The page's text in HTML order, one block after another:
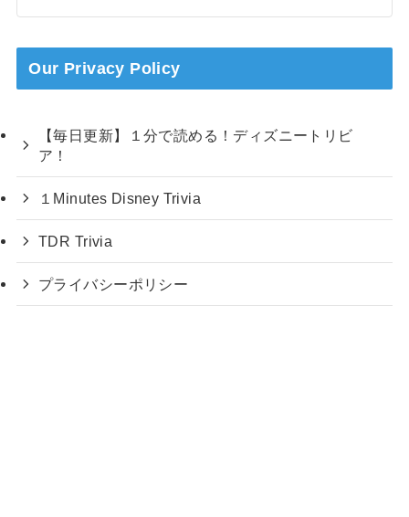
Our Privacy Policy
【毎日更新】１分で読める！ディズニートリビ
ア！
１Minutes Disney Trivia
TDR Trivia
プライバシーポリシー